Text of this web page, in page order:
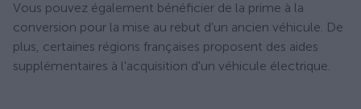
Vous pouvez également bénéficier de la prime à la
conversion pour la mise au rebut d'un ancien véhicule. De
plus, certaines régions françaises proposent des aides
supplémentaires à l'acquisition d'un véhicule électrique.